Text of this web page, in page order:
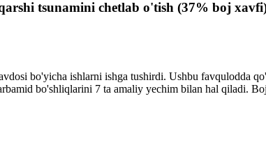
tsunamini chetlab o'tish (37% boj
bo'yicha ishlarni ishga tushirdi. Ushbu favqulodda
bo'shliqlarini 7 ta amaliy yechim bilan hal qiladi.